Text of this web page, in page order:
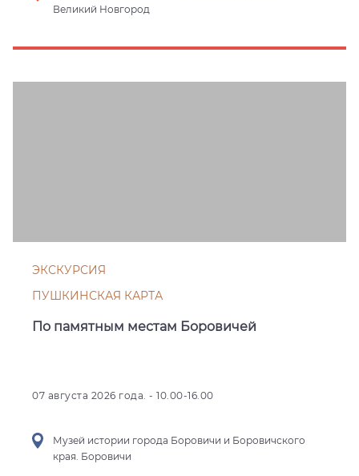
Великий Новгород
ЭКСКУРСИЯ
ПУШКИНСКАЯ КАРТА
По памятным местам Боровичей
07 августа 2026 года. - 10.00-16.00
Музей истории города Боровичи и Боровичского
края. Боровичи